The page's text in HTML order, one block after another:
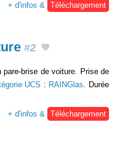
+ d'infos & Téléchargement
#2
brise de voiture. Prise de
UCS : RAINGlas . Durée
+ d'infos &
Téléchargement